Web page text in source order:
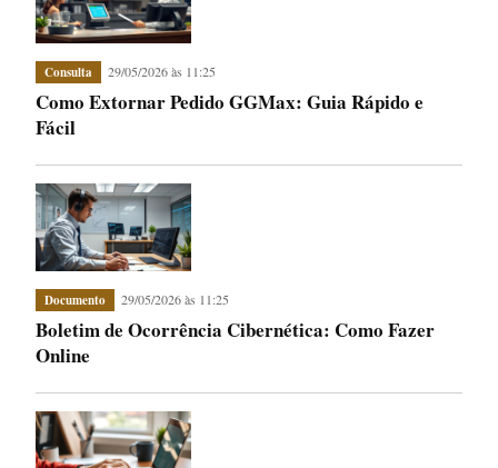
Consulta 29/05/2026 às 11:25
Como Extornar Pedido GGMax: Guia Rápido e
Fácil
Documento 29/05/2026 às 11:25
Boletim de Ocorrência Cibernética: Como Fazer
Online